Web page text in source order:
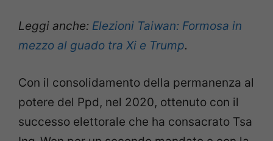
Leggi anche: Elezioni Taiwan: Formosa in
mezzo al guado tra Xi e Trump.
Con il consolidamento della permanenza al
potere del Ppd, nel 2020, ottenuto con il
successo elettorale che ha consacrato Tsa